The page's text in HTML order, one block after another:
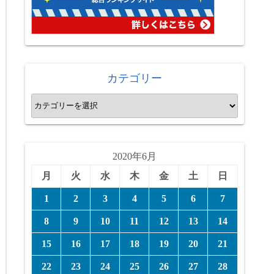
カテゴリー
カ
テ
2020年6月
月
火 水 木 金 土 日
1 2 3 4 5 6 7
8 9 10 11 12 13 14
15 16 17 18 19 20 21
22 23 24 25 26 27 28